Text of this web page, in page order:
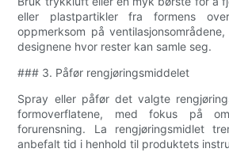
eller plastpartikler fra formens
oppmerksom på
designene hvor rester kan samle seg.
### 3. Påfør rengjøringsmiddelet
Spray eller påfør det valgte
formoverflatene, med fokus på
forurensning. La rengjøringsmidlet
anbefalt tid i henhold til produktets